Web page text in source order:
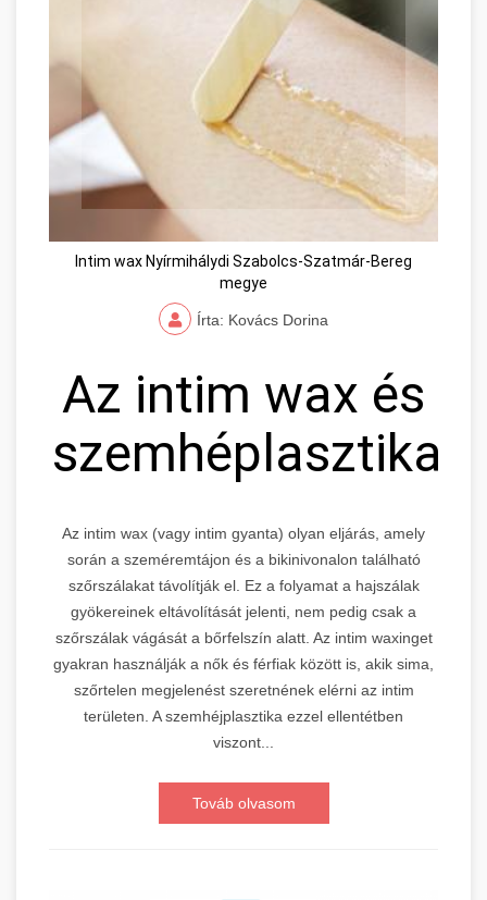
Intim wax Nyírmihálydi Szabolcs-Szatmár-Bereg
megye
Írta: Kovács Dorina
Az intim wax és
szemhéplasztika
Az intim wax (vagy intim gyanta) olyan eljárás, amely
során a szeméremtájon és a bikinivonalon található
szőrszálakat távolítják el. Ez a folyamat a hajszálak
gyökereinek eltávolítását jelenti, nem pedig csak a
szőrszálak vágását a bőrfelszín alatt. Az intim waxinget
gyakran használják a nők és férfiak között is, akik sima,
szőrtelen megjelenést szeretnének elérni az intim
területen. A szemhéjplasztika ezzel ellentétben
viszont...
Továb olvasom